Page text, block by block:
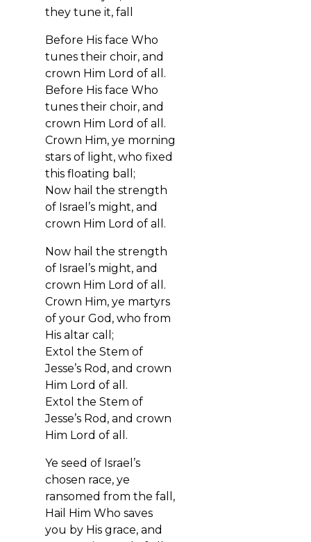
they tune it, fall
Before His face Who
tunes their choir, and
crown Him Lord of all.
Before His face Who
tunes their choir, and
crown Him Lord of all.
Crown Him, ye morning
stars of light, who fixed
this floating ball;
Now hail the strength
of Israel’s might, and
crown Him Lord of all.
Now hail the strength
of Israel’s might, and
crown Him Lord of all.
Crown Him, ye martyrs
of your God, who from
His altar call;
Extol the Stem of
Jesse’s Rod, and crown
Him Lord of all.
Extol the Stem of
Jesse’s Rod, and crown
Him Lord of all.
Ye seed of Israel’s
chosen race, ye
ransomed from the fall,
Hail Him Who saves
you by His grace, and